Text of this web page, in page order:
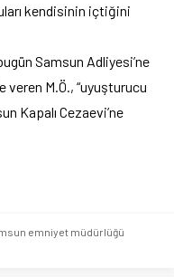
kendisinin içtiğini
Samsun Adliyesi’ne
M.Ö., “uyuşturucu
Kapalı Cezaevi’ne
emniyet müdürlüğü